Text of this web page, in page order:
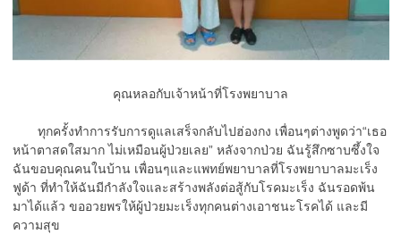
คุณหลอกับเจ้าหน้าที่โรงพยาบาล
ทุกครั้งทำการรับการดูแลเสร็จกลับไปฮ่องกง เพื่อนๆต่างพูดว่า“เธอ
หน้าตาสดใสมาก ไม่เหมือนผู้ป่วยเลย” หลังจากป่วย ฉันรู้สึกซาบซึ้งใจ
ฉันขอบคุณคนในบ้าน เพื่อนๆและแพทย์พยาบาลที่โรงพยาบาลมะเร็ง
ฟูด้า ที่ทำให้ฉันมีกำลังใจและสร้างพลังต่อสู้กับโรคมะเร็ง ฉันรอดพ้น
มาได้แล้ว ขออวยพรให้ผู้ป่วยมะเร็งทุกคนต่างเอาชนะโรคได้ และมี
ความสุข